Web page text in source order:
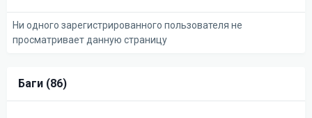
Ни одного зарегистрированного пользователя не
просматривает данную страницу
Баги (86)